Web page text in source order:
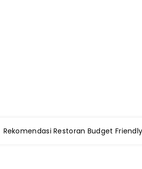
Rekomendasi Restoran Budget